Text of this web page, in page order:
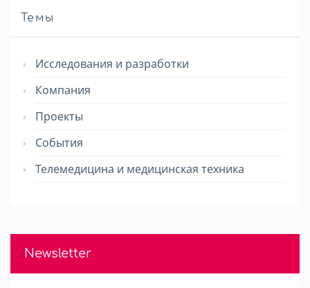
Темы
Исследования и разработки
Компания
Проекты
События
Телемедицина и медицинская техника
Newsletter